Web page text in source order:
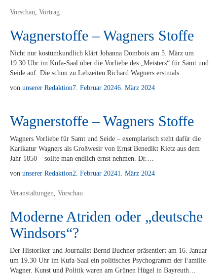
Vorschau, Vortrag
Wagnerstoffe – Wagners Stoffe
Nicht nur kos­tüm­kund­lich klärt Jo­han­na Dom­bo­is am 5. März um
19.30 Uhr im Kufa-Saal über die Vor­lie­be des „Meis­ters“ für Samt und
Sei­de auf. Die schon zu Leb­zei­ten Ri­chard Wag­ners erstmals…
von unserer Redaktion7. Februar 20246. März 2024
Wagnerstoffe – Wagners Stoffe
Wag­ners Vor­lie­be für Samt und Sei­de – ex­em­pla­risch steht da­für die
Ka­ri­ka­tur Wag­ners als Groß­we­sir von Ernst Be­ne­dikt Kietz aus dem
Jahr 1850 – soll­te man end­lich ernst neh­men. Dr.…
von unserer Redaktion2. Februar 20241. März 2024
Veranstaltungen, Vorschau
Moderne Atriden oder „deutsche
Windsors“?
Der His­to­ri­ker und Jour­na­list Bernd Buch­ner prä­sen­tiert am 16. Ja­nu­ar
um 19.30 Uhr im Kufa-Saal ein po­li­ti­sches Psy­cho­gramm der Fa­mi­lie
Wag­ner. Kunst und Po­li­tik wa­ren am Grü­nen Hü­gel in Bayreuth…